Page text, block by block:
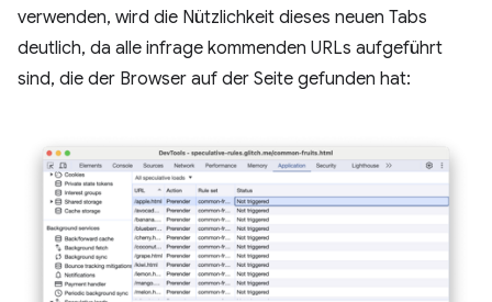
verwenden, wird die Nützlichkeit dieses neuen Tabs
deutlich, da alle infrage kommenden URLs aufgeführt
sind, die der Browser auf der Seite gefunden hat: